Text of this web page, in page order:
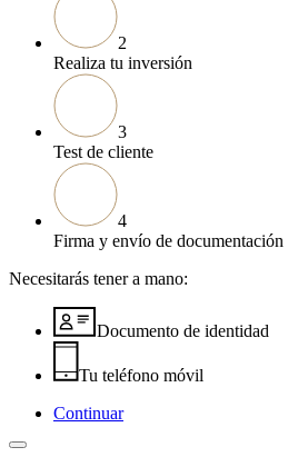
2
Realiza tu inversión
3
Test de cliente
4
Firma y envío de documentación
Necesitarás tener a mano:
Documento de identidad
Tu teléfono móvil
Continuar